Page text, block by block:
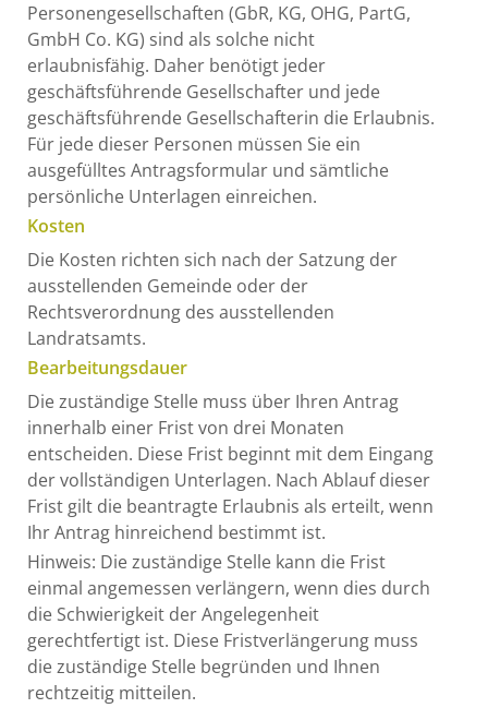
Personengesellschaften (GbR, KG, OHG, PartG,
GmbH Co. KG) sind als solche nicht
erlaubnisfähig. Daher benötigt jeder
geschäftsführende Gesellschafter und jede
geschäftsführende Gesellschafterin die Erlaubnis.
Für jede dieser Personen müssen Sie ein
ausgefülltes Antragsformular und sämtliche
persönliche Unterlagen einreichen.
Kosten
Die Kosten richten sich nach der Satzung der
ausstellenden Gemeinde oder der
Rechtsverordnung des ausstellenden
Landratsamts.
Bearbeitungsdauer
Die zuständige Stelle muss über Ihren Antrag
innerhalb einer Frist von drei Monaten
entscheiden. Diese Frist beginnt mit dem Eingang
der vollständigen Unterlagen. Nach Ablauf dieser
Frist gilt die beantragte Erlaubnis als erteilt, wenn
Ihr Antrag hinreichend bestimmt ist.
Hinweis: Die zuständige Stelle kann die Frist
einmal angemessen verlängern, wenn dies durch
die Schwierigkeit der Angelegenheit
gerechtfertigt ist. Diese Fristverlängerung muss
die zuständige Stelle begründen und Ihnen
rechtzeitig mitteilen.